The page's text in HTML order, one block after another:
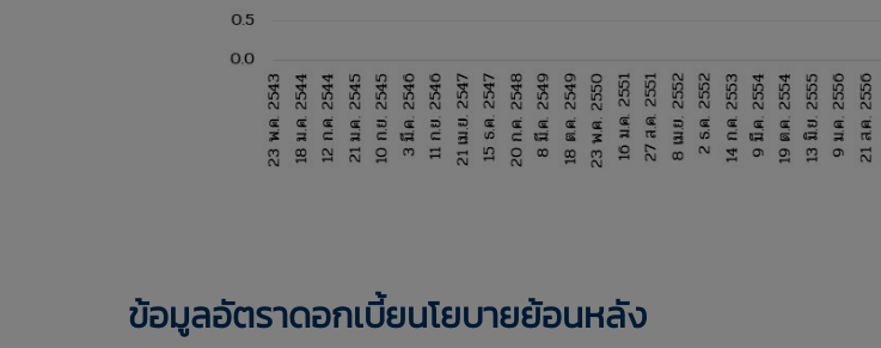
ข้อมูลอัตราดอกเบี้ยนโยบายย้อนหลัง